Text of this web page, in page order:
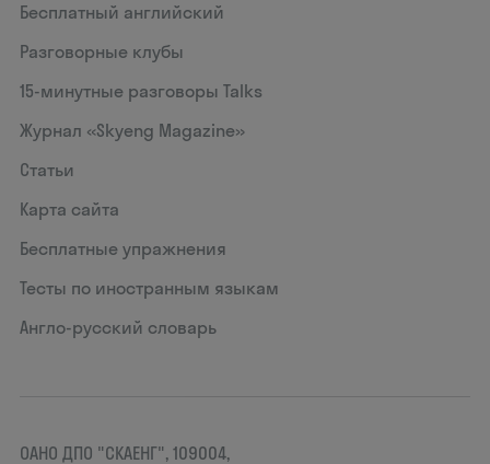
Бесплатный английский
Разговорные клубы
15‑минутные разговоры Talks
Журнал «Skyeng Magazine»
Статьи
Карта сайта
Бесплатные упражнения
Тесты по иностранным языкам
Англо-русский словарь
ОАНО ДПО "СКАЕНГ", 109004,